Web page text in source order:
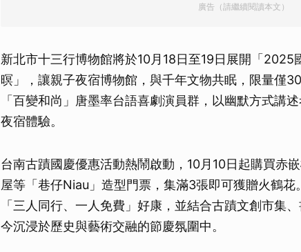
廣告（請繼續閱讀本文）
新北市十三行博物館將於10月18日至19日展開「
暝」，讓親子夜宿博物館，與千年文物共眠，限量僅
「百變和尚」唐墨率台語喜劇演員群，以幽默方式講
夜宿體驗。
台南古蹟國慶優惠活動熱鬧啟動，10月10日起購買赤
屋等「巷仔Niau」造型門票，集滿3張即可獲贈火鶴
「三人同行、一人免費」好康，並結合古蹟文創市集
今沉浸於歷史與藝術交融的節慶氛圍中。